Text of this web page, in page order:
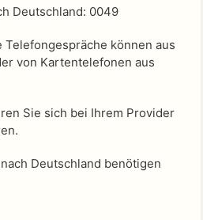
Deutschland: 0049
Telefongespräche können aus
von Kartentelefonen aus
Sie sich bei Ihrem Provider
Deutschland benötigen